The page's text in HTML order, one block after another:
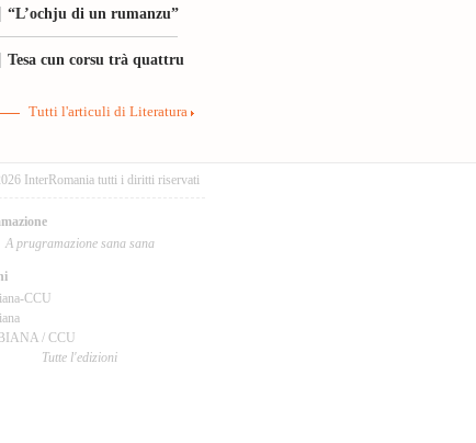
“L’ochju di un rumanzu”
Tesa cun corsu trà quattru
Tutti l'articuli di Literatura
InterRomania tutti i diritti riservati
A prugramazione sana sana
CCU
/ CCU
Tutte l'edizioni